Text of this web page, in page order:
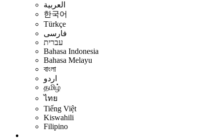
العربية
한국어
Türkçe
فارسی
עברית
Bahasa Indonesia
Bahasa Melayu
বাংলা
اردو
தமிழ்
ไทย
Tiếng Việt
Kiswahili
Filipino